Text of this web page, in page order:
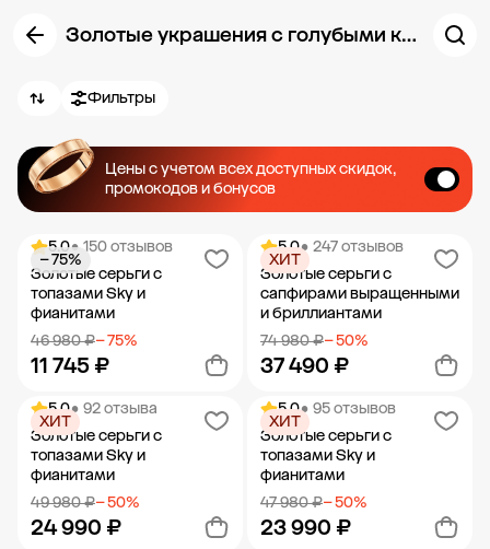
Золотые украшения с голубыми камнями
Фильтры
Цены с учетом всех доступных скидок,
промокодов и бонусов
5.0• 150 отзывов
Золотые серьги с
топазами Sky и
фианитами
46 980 ₽− 75%
11 745 ₽
− 75%
Добавить в корзину
5.0• 247 отзывов
Золотые серьги с
сапфирами выращенными
и бриллиантами
74 980 ₽− 50%
37 490 ₽
ХИТ
Добавить в корзину
5.0• 92 отзыва
Золотые серьги с
топазами Sky и
фианитами
49 980 ₽− 50%
24 990 ₽
ХИТ
5.0• 95 отзывов
Золотые серьги с
топазами Sky и
фианитами
47 980 ₽− 50%
23 990 ₽
ХИТ